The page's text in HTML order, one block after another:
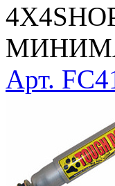
Арт.